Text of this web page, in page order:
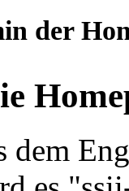
der
dem